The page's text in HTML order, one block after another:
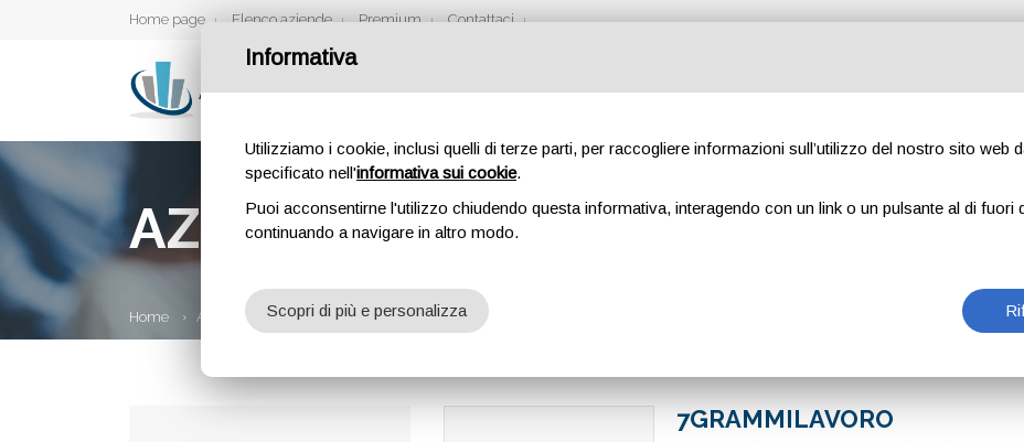
Home page Elenco aziende Premium Contattaci
AZIENDE
Home Aziende
7GRAMMILAVORO
Informativa
Utilizziamo i cookie, inclusi quelli di terze parti, per raccogliere informazioni sull’utilizzo del nostro sito web
specificato nell'informativa sui cookie.
Puoi acconsentirne l'utilizzo chiudendo questa informativa, interagendo con un link o un pulsante al di fuori
continuando a navigare in altro modo.
Scopri di più e personalizza